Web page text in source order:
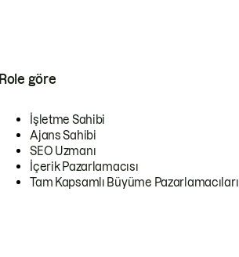
Role göre
İşletme Sahibi
Ajans Sahibi
SEO Uzmanı
İçerik Pazarlamacısı
Tam Kapsamlı Büyüme Pazarlamacıları